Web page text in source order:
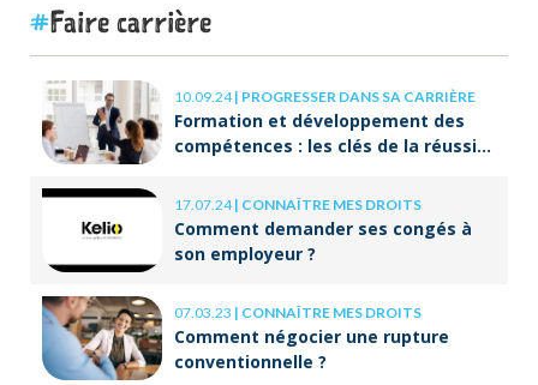
Faire carrière
10.09.24| PROGRESSER DANS SA CARRIÈRE
Formation et développement des
compétences : les clés de la réussite
17.07.24| CONNAÎTRE MES DROITS
Comment demander ses congés à
son employeur ?
07.03.23 | CONNAÎTRE MES DROITS
Comment négocier une rupture
conventionnelle ?